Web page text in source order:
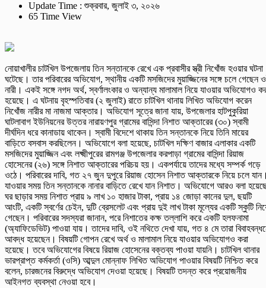
Update Time : শুক্রবার, জুলাই ৩, ২০২৬
65 Time View
নোয়াখালীর চাটখিল উপজেলায় তিন সন্তানকে রেখে এক প্রবাসীর স্ত্রী নিখোঁজ হওয়ার ঘটনা
ঘটেছে। তার পরিবারের অভিযোগ, স্থানীয় একটি মসজিদের মুয়াজ্জিনের সঙ্গে চলে গেছেন
নারী। একই সঙ্গে নগদ অর্থ, স্বর্ণালংকার ও অন্যান্য মালামাল নিয়ে যাওয়ার অভিযোগও
হয়েছে। এ ঘটনায় বৃহস্পতিবার (২ জুলাই) রাতে চাটখিল থানায় লিখিত অভিযোগ করেন
নিখোঁজ নারীর মা নাজমা আক্তার। অভিযোগ সূত্রে জানা যায়, উপজেলার হাটপুকুরিয়া
ঘাটলাবাগ ইউনিয়নের উত্তর নারায়ণপুর গ্রামের বাসিন্দা নিশাত আক্তারের (৩০) স্বামী
দীর্ঘদিন ধরে কানাডায় থাকেন। স্বামী বিদেশে থাকায় তিন সন্তানকে নিয়ে তিনি মায়ের
বাড়িতে বসবাস করছিলেন। অভিযোগে বলা হয়েছে, চাটখিল দক্ষিণ বাজার এলাকার একটি
মসজিদের মুয়াজ্জিন এবং লক্ষ্মীপুরের রামগঞ্জ উপজেলার করপাড়া গ্রামের বাসিন্দা রিয়াজ
হোসেনের (২৬) সঙ্গে নিশাত আক্তারের পরিচয় হয়। একপর্যায়ে তাদের মধ্যে সম্পর্ক গড়ে
ওঠে। পরিবারের দাবি, গত ২৭ জুন দুপুরে রিয়াজ হোসেন নিশাত আক্তারকে নিয়ে চলে
যাওয়ার সময় তিন সন্তানকে নানার বাড়িতে রেখে যান নিশাত। অভিযোগে আরও বলা
ঘর ছাড়ার সময় নিশাত প্রায় ৯ লাখ ১০ হাজার টাকা, প্রায় ১৪ জোড়া কানের দুল, ছয়টি
আংটি, একটি স্বর্ণের চেইন, দুটি ব্রেসলেট এবং প্রায় দুই লাখ টাকা মূল্যের একটি স্কুটি
গেছেন। পরিবারের সদস্যরা জানান, পরে নিশাতের কক্ষ তল্লাশি করে একটি হলফনামা
(অ্যাফিডেভিট) পাওয়া যায়। তাদের দাবি, ওই নথিতে দেখা যায়, গত ৪ মে তারা
আবদ্ধ হয়েছেন। বিষয়টি গোপন রেখে অর্থ ও মালামাল নিয়ে যাওয়ার অভিযোগও করা
হয়েছে। তবে অভিযোগের বিষয়ে রিয়াজ হোসেনের বক্তব্য পাওয়া যায়নি। চাটখিল থানার
ভারপ্রাপ্ত কর্মকর্তা (ওসি) আব্দুল মোন্নাফ লিখিত অভিযোগ পাওয়ার বিষয়টি নিশ্চিত করে
বলেন, চারজনের বিরুদ্ধে অভিযোগ দেওয়া হয়েছে। বিষয়টি তদন্ত করে প্রয়োজনীয়
আইনগত ব্যবস্থা নেওয়া হবে।